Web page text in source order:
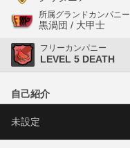
所属グランドカンパニー
黒渦団 / 大甲士
フリーカンパニー
LEVEL 5 DEATH
自己紹介
未設定